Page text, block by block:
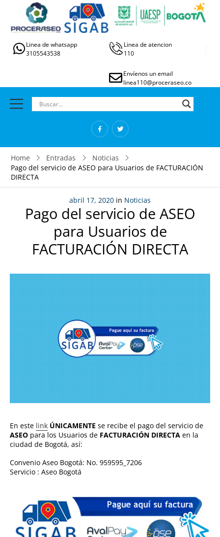
Linea de whatsapp
3105543538
Linea de atencion
110
Envíenos un email
linea110@proceraseo.co
Home Entradas
Noticias
Pago del servicio de ASEO para Usuarios de FACTURACIÓN
DIRECTA
abril 17, 2020 in Noticias
Pago del servicio de ASEO
para Usuarios de
FACTURACIÓN DIRECTA
En este link ÚNICAMENTE se recibe el pago del servicio de
ASEO para los Usuarios de FACTURACIÓN DIRECTA en la
ciudad de Bogotá, así:
Convenio Aseo Bogotá: No. 959595_7206
Servicio : Aseo Bogotá